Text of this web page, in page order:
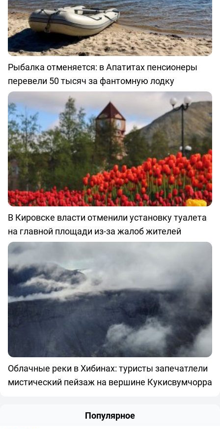
Рыбалка отменяется: в Апатитах пенсионеры
перевели 50 тысяч за фантомную лодку
В Кировске власти отменили установку туалета
на главной площади из-за жалоб жителей
Облачные реки в Хибинах: туристы запечатлели
мистический пейзаж на вершине Кукисвумчорра
Популярное